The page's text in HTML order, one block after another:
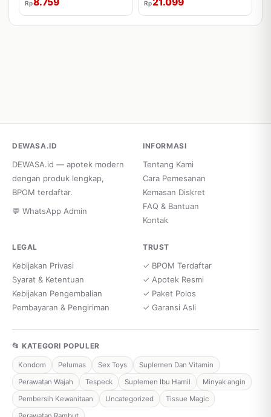
Rp Rp
DEWASA.ID
DEWASA.id — apotek modern
dengan produk lengkap,
BPOM terdaftar.
💬 WhatsApp Admin
INFORMASI
Tentang Kami
Cara Pemesanan
Kemasan Diskret
FAQ & Bantuan
Kontak
LEGAL
Kebijakan Privasi
Syarat & Ketentuan
Kebijakan Pengembalian
Pembayaran & Pengiriman
TRUST
✓ BPOM Terdaftar
✓ Apotek Resmi
✓ Paket Polos
✓ Garansi Asli
📂 KATEGORI POPULER
Kondom Pelumas Sex Toys
Suplemen Dan Vitamin
Perawatan Wajah
Tespeck Suplemen Ibu Hamil
Minyak angin
Pembersih Kewanitaan
Uncategorized
Tissue Magic